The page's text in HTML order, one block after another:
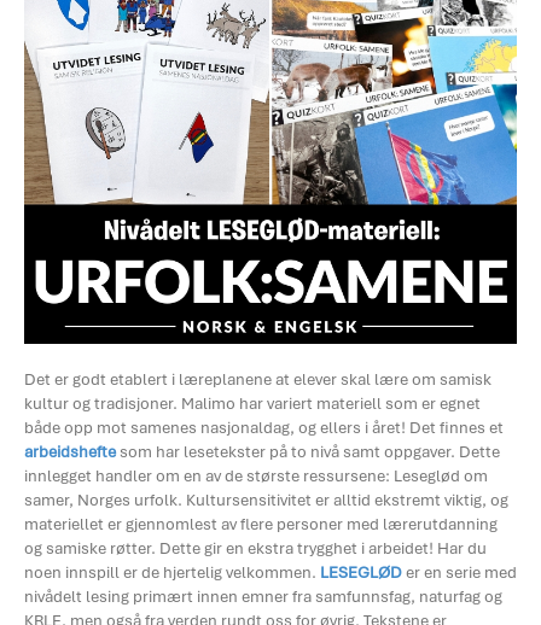
Det er godt etablert i læreplanene at elever skal lære om samisk
kultur og tradisjoner. Malimo har variert materiell som er egnet
både opp mot samenes nasjonaldag, og ellers i året! Det finnes et
arbeidsheftesom har lesetekster på to nivå samt oppgaver. Dette
innlegget handler om en av de største ressursene: Leseglød om
samer, Norges urfolk. Kultursensitivitet er alltid ekstremt viktig, og
materiellet er gjennomlest av flere personer med lærerutdanning
og samiske røtter. Dette gir en ekstra trygghet i arbeidet! Har du
noen innspill er de hjertelig velkommen. LESEGLØDer en serie med
nivådelt lesing primært innen emner fra samfunnsfag, naturfag og
KRLE, men også fra verden rundt oss for øvrig. Tekstene er